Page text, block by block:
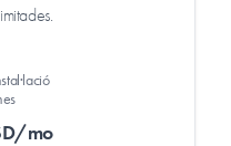
mo